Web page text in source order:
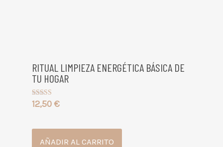
RITUAL LIMPIEZA ENERGÉTICA BÁSICA DE
TU HOGAR
Valorado con
5.00
12,50 €
AÑADIR AL CARRITO